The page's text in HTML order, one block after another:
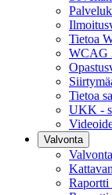
Tietoa
WCAG
Tietoa
UKK -
Valvonta
Raportti